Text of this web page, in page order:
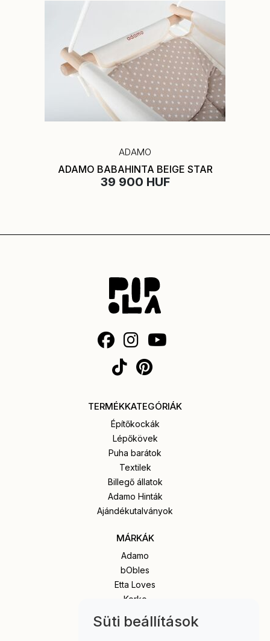
ADAMO
ADAMO BABAHINTA BEIGE STAR
39 900 HUF
TERMÉKKATEGÓRIÁK
Építőkockák
Lépőkövek
Puha barátok
Textilek
Billegő állatok
Adamo Hinták
Ajándékutalványok
MÁRKÁK
Adamo
bObles
Etta Loves
Korko
Popola
Senger Naturwelt
Süti beállítások